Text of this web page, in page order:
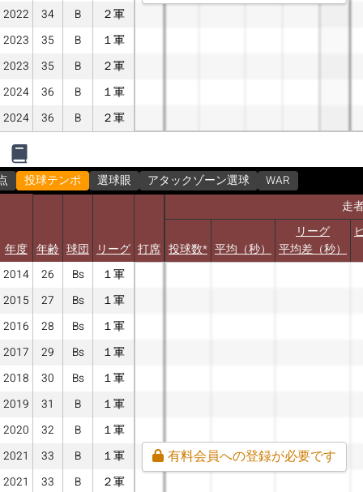
2022 34 B
２軍
2023
35 B
１軍
2023
35 B
２軍
2024
36 B
１軍
2024
36 B ２軍
投球テンポ 選球眼 アタックゾーン選球
WAR
走
年度 年齢 球団 リーグ 打席 投球数* 平均（秒）
リーグ
平均差（秒）
2014 26 Bs
１軍
2015
27 Bs
１軍
2016
28 Bs
１軍
2017
29 Bs
１軍
2018
30 Bs
１軍
2019
31 B
１軍
2020
32 B
１軍
2021
33 B
１軍
2021
33 B
２軍
有料会員への登録が必要です